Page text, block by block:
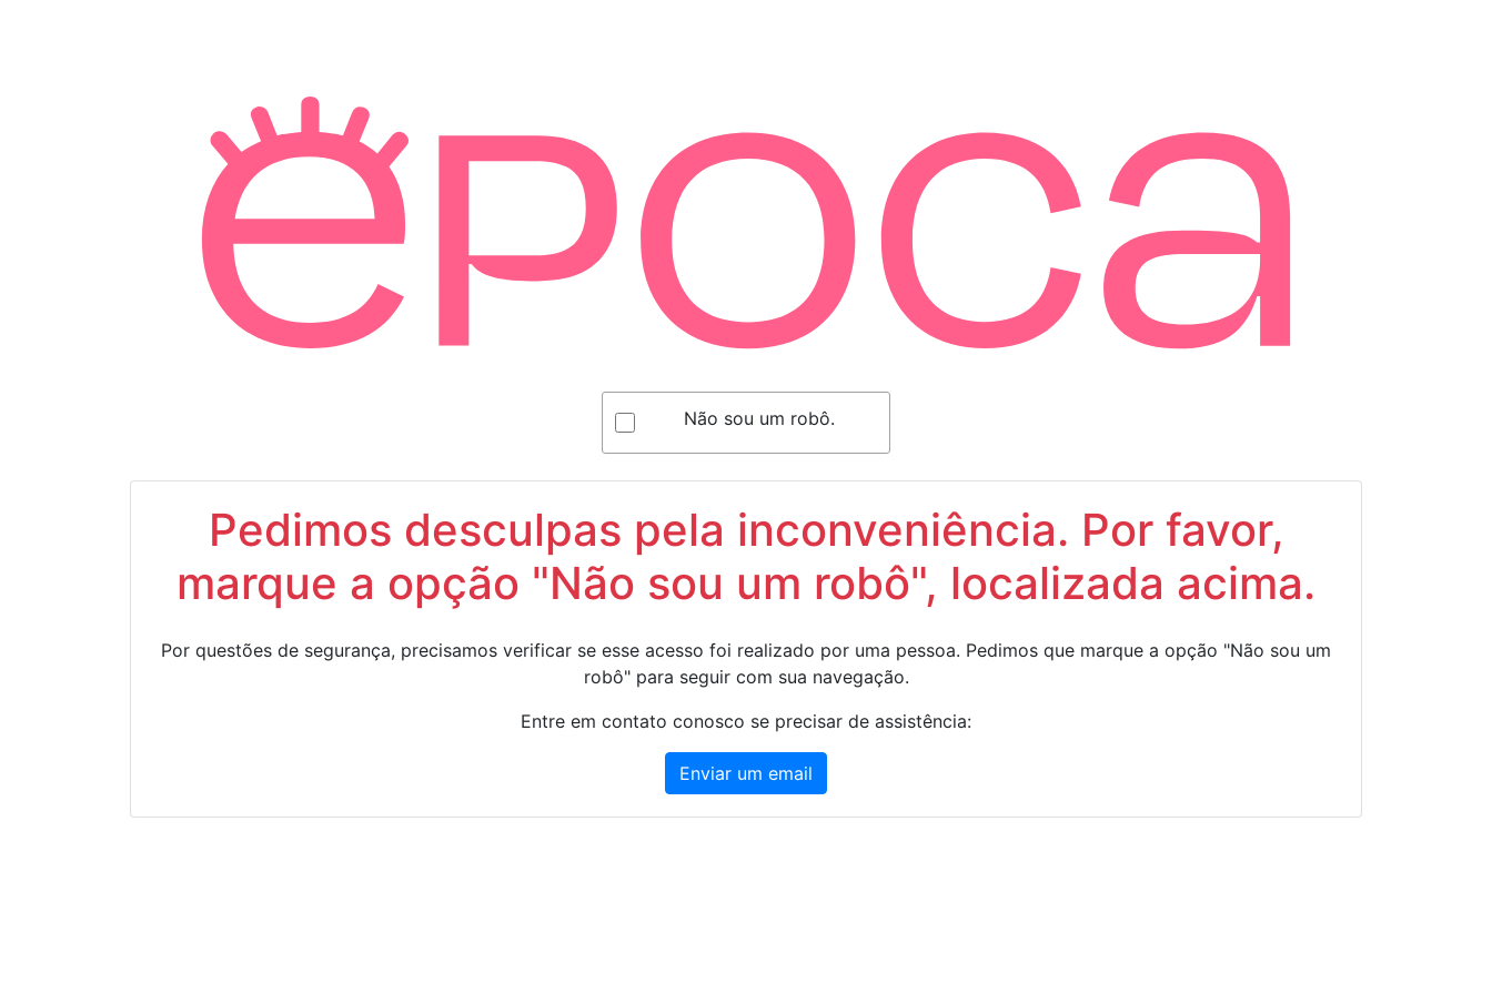
Não sou um robô.
Pedimos desculpas pela inconveniência. Por favor,
marque a opção "Não sou um robô", localizada acima.
Por questões de segurança, precisamos verificar se esse acesso foi realizado por uma pessoa. Pedimos que marque a opção "Não sou um
robô" para seguir com sua navegação.
Entre em contato conosco se precisar de assistência:
Enviar um email